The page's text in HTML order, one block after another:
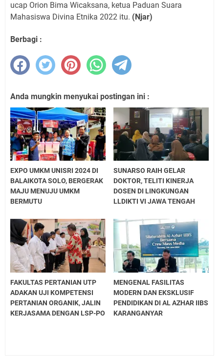
ucap Orion Bima Wicaksana, ketua Paduan Suara
Mahasiswa Divina Etnika 2022 itu. (Njar)
Berbagi :
Anda mungkin menyukai postingan ini :
EXPO UMKM UNISRI 2024 DI
BALAIKOTA SOLO, BERGERAK
MAJU MENUJU UMKM
BERMUTU
SUNARSO RAIH GELAR
DOKTOR, TELITI KINERJA
DOSEN DI LINGKUNGAN
LLDIKTI VI JAWA TENGAH
FAKULTAS PERTANIAN UTP
ADAKAN UJI KOMPETENSI
PERTANIAN ORGANIK, JALIN
KERJASAMA DENGAN LSP-PO
MENGENAL FASILITAS
MODERN DAN EKSKLUSIF
PENDIDIKAN DI AL AZHAR IIBS
KARANGANYAR